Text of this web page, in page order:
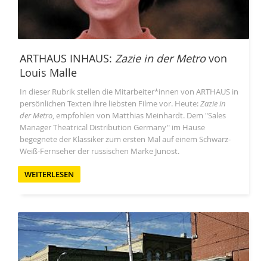
ARTHAUS INHAUS: Zazie in der Metrovon
Louis Malle
In dieser Rubrik stellen die Mitarbeiter*innen von ARTHAUS in
persönlichen Texten ihre liebsten Filme vor. Heute:Zazie in
der Metro, empfohlen von Matthias Meinhardt. Dem "Sales
Manager Theatrical Distribution Germany" im Hause
begegnete der Klassiker zum ersten Mal auf einem Schwarz-
Weiß-Fernseher der russischen Marke Junost.
WEITERLESEN